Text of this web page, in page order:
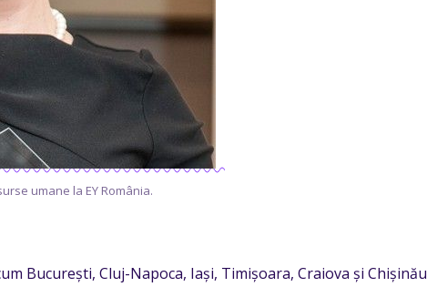
umane la EY România.
București, Cluj-Napoca, Iași, Timișoara, Craiova și Chișinău